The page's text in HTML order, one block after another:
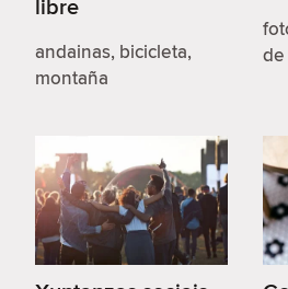
libre
andainas, bicicleta,
montaña